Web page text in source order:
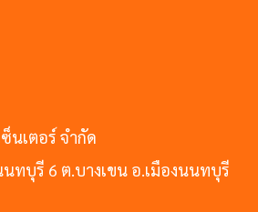
นเตอร์ จำกัด
ทบุรี 6 ต.บางเขน อ.เมืองนนทบุรี